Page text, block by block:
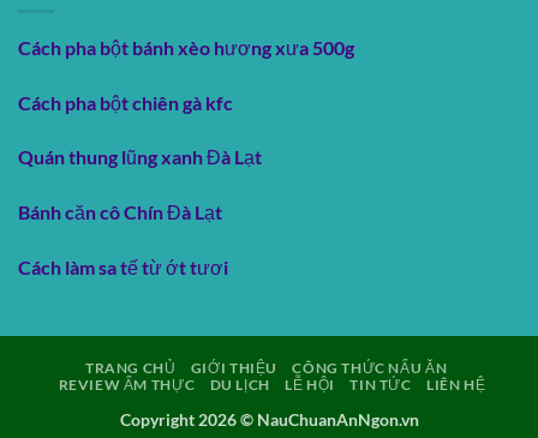
Cách pha bột bánh xèo hương xưa 500g
Cách pha bột chiên gà kfc
Quán thung lũng xanh Đà Lạt
Bánh căn cô Chín Đà Lạt
Cách làm sa tế từ ớt tươi
TRANG CHỦ GIỚI THIỆU
CÔNG THỨC NẤU ĂN
REVIEW ẨM THỰC
DU LỊCH LỄ HỘI TIN TỨC LIÊN HỆ
Copyright 2026 © NauChuanAnNgon.vn